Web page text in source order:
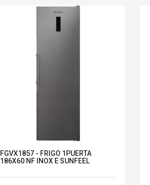
FGVX1857 - FRIGO 1PUERTA
186X60 NF INOX E SUNFEEL